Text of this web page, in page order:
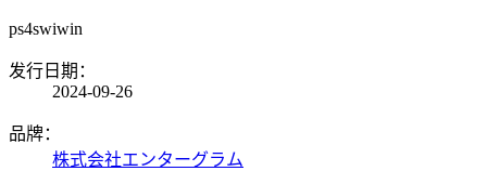
ps4swiwin
发行日期：
2024-09-26
品牌：
株式会社エンターグラム